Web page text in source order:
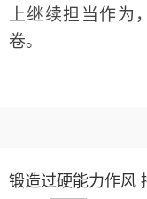
上继续担当作为
卷。
锻造过硬能力作风